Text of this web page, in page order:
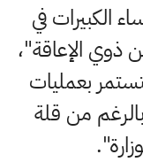
الكبيرات في
ذوي الإعاقة"،
بعمليات
من قلة